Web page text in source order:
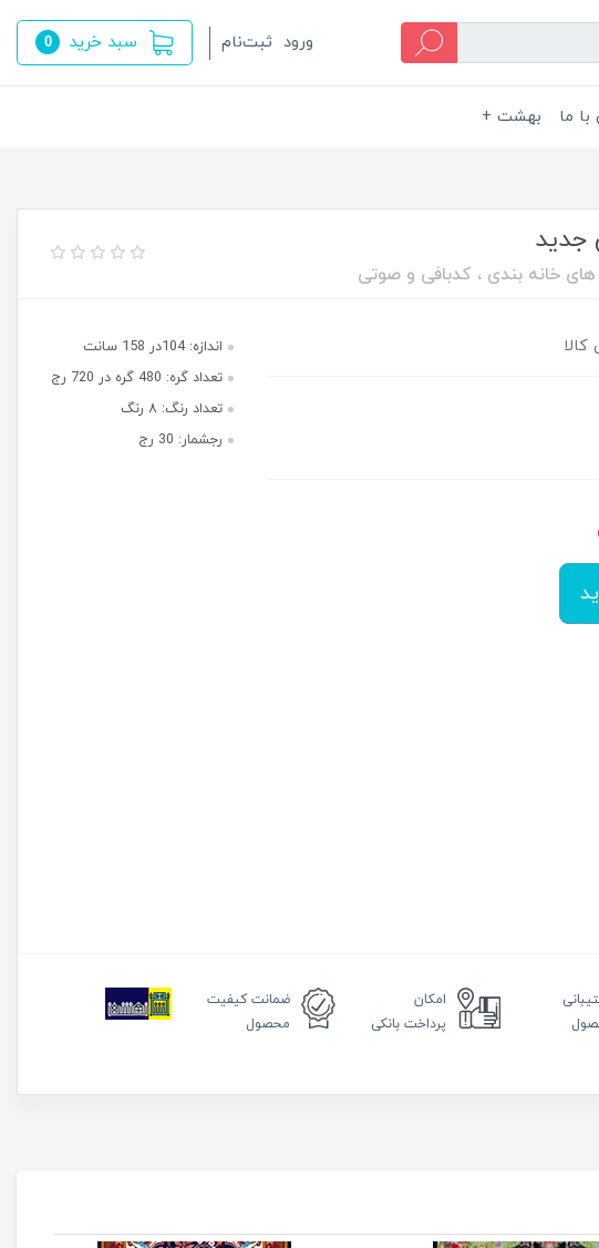
ورود ثبت‌نام سبد خرید 0
ما بهشت +
جدید
خانه بندی ، کدبافی و صوتی
اندازه: 104در 158 سانت
تعداد گره: 480 گره در 720 رج
تعداد رنگ: ۸ رنگ
رجشمار: 30 رج
امکان
پرداخت بانکی
ضمانت کیفیت
محصول